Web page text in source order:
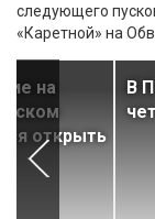
следующего
«Каретной» на
на
открыть
В